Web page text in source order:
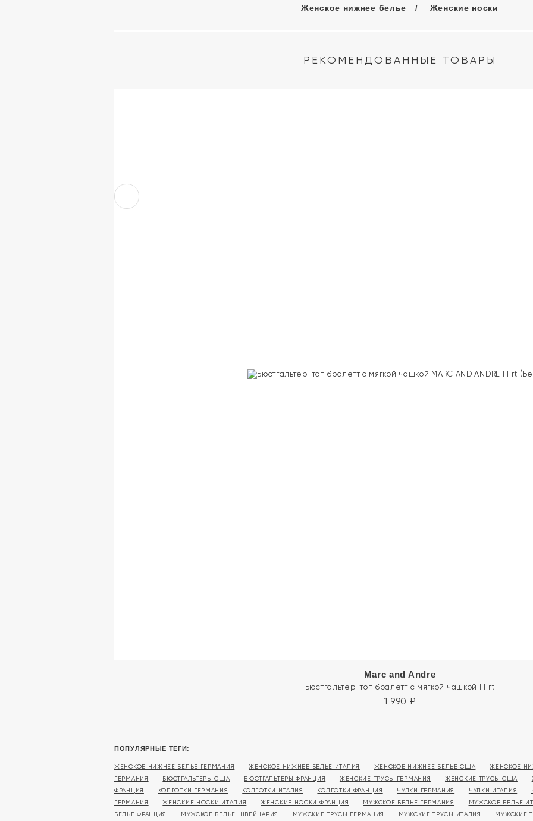
Женское нижнее белье Женские носки
РЕКОМЕНДОВАННЫЕ ТОВАРЫ
Marc and Andre
Бюстгальтер-топ бралетт с мягкой чашкой Flirt
1 990 ₽
ПОПУЛЯРНЫЕ ТЕГИ:
ЖЕНСКОЕ НИЖНЕЕ БЕЛЬЕ ГЕРМАНИЯ ЖЕНСКОЕ НИЖНЕЕ БЕЛЬЕ ИТАЛИЯ ЖЕНСКОЕ НИЖНЕЕ БЕЛЬЕ США ЖЕНСКОЕ
ГЕРМАНИЯ
БЮСТГАЛЬТЕРЫ США БЮСТГАЛЬТЕРЫ ФРАНЦИЯ ЖЕНСКИЕ ТРУСЫ ГЕРМАНИЯ ЖЕНСКИЕ ТРУСЫ США
ФРАНЦИЯ
КОЛГОТКИ ГЕРМАНИЯ КОЛГОТКИ ИТАЛИЯ КОЛГОТКИ ФРАНЦИЯ ЧУЛКИ ГЕРМАНИЯ ЧУЛКИ ИТАЛИЯ
ГЕРМАНИЯ
ЖЕНСКИЕ НОСКИ ИТАЛИЯ ЖЕНСКИЕ НОСКИ ФРАНЦИЯ МУЖСКОЕ БЕЛЬЕ ГЕРМАНИЯ МУЖСКОЕ БЕЛЬЕ
БЕЛЬЕ ФРАНЦИЯ
МУЖСКОЕ БЕЛЬЕ ШВЕЙЦАРИЯ МУЖСКИЕ ТРУСЫ ГЕРМАНИЯ МУЖСКИЕ ТРУСЫ ИТАЛИЯ МУЖСКИЕ